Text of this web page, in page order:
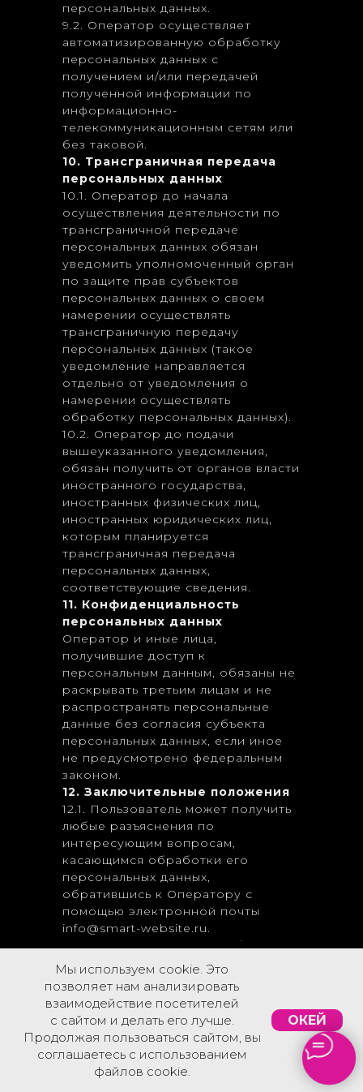
персональных данных.
9.2. Оператор осуществляет
автоматизированную обработку
персональных данных с
получением и/или передачей
полученной информации по
информационно-
телекоммуникационным сетям или
без таковой.
10. Трансграничная передача
персональных данных
10.1. Оператор до начала
осуществления деятельности по
трансграничной передаче
персональных данных обязан
уведомить уполномоченный орган
по защите прав субъектов
персональных данных о своем
намерении осуществлять
трансграничную передачу
персональных данных (такое
уведомление направляется
отдельно от уведомления о
намерении осуществлять
обработку персональных данных).
10.2. Оператор до подачи
вышеуказанного уведомления,
обязан получить от органов власти
иностранного государства,
иностранных физических лиц,
иностранных юридических лиц,
которым планируется
трансграничная передача
персональных данных,
соответствующие сведения.
11. Конфиденциальность
персональных данных
Оператор и иные лица,
получившие доступ к
персональным данным, обязаны не
раскрывать третьим лицам и не
распространять персональные
данные без согласия субъекта
персональных данных, если иное
не предусмотрено федеральным
законом.
12. Заключительные положения
12.1. Пользователь может получить
любые разъяснения по
интересующим вопросам,
касающимся обработки его
персональных данных,
обратившись к Оператору с
помощью электронной почты
info@smart-website.ru.
12.2. В данном документе будут
отражены любые изменения
политики обработки
персональных данных Оператором.
Политика действует бессрочно до
замены ее новой версией.
12.3. Актуальная версия Политики в
свободном доступе расположена
в сети Интернет по адресу
КОНТАКТЫ
Мы используем cookie. Это
позволяет нам анализировать
взаимодействие посетителей
с сайтом и делать его лучше.
Продолжая пользоваться сайтом, вы
соглашаетесь с использованием
файлов cookie.
ОКЕЙ